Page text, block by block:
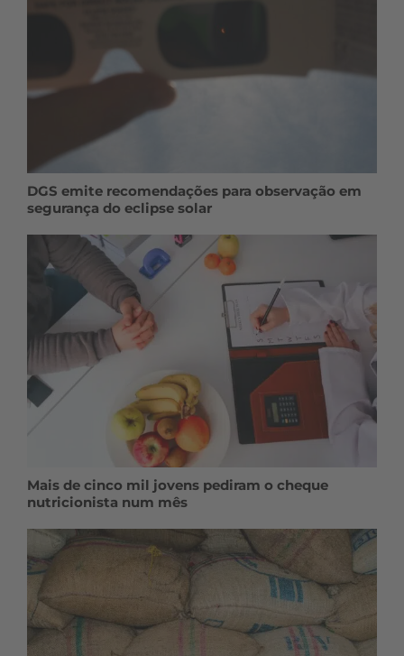
DGS emite recomendações para observação em
segurança do eclipse solar
Mais de cinco mil jovens pediram o cheque
nutricionista num mês